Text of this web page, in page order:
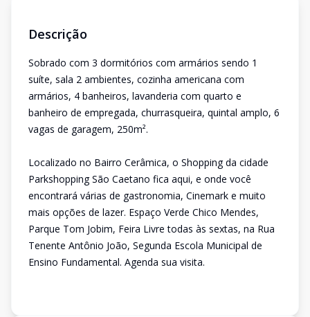
Descrição
Sobrado com 3 dormitórios com armários sendo 1
suíte, sala 2 ambientes, cozinha americana com
armários, 4 banheiros, lavanderia com quarto e
banheiro de empregada, churrasqueira, quintal amplo, 6
vagas de garagem, 250m².
Localizado no Bairro Cerâmica, o Shopping da cidade
Parkshopping São Caetano fica aqui, e onde você
encontrará várias de gastronomia, Cinemark e muito
mais opções de lazer. Espaço Verde Chico Mendes,
Parque Tom Jobim, Feira Livre todas às sextas, na Rua
Tenente Antônio João, Segunda Escola Municipal de
Ensino Fundamental. Agenda sua visita.